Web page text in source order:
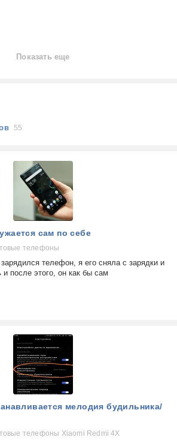
выключение
Показать еще
55
сам по себе
телефоны
телефон, я его сняла с зарядки и
и после этого, он как бы сам
мелодия будильника/
телефоны Xiaomi Redmi 4X